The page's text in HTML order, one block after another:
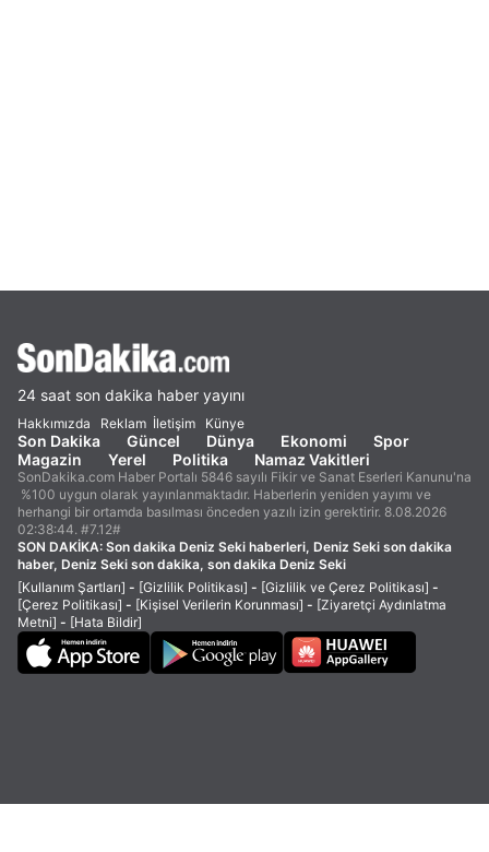
24 saat son dakika haber yayını
Hakkımızda Reklam İletişim Künye
Son Dakika Güncel Dünya Ekonomi
Spor
Magazin
Yerel Politika Namaz Vakitleri
SonDakika.com Haber Portalı 5846 sayılı Fikir ve Sanat Eserleri Kanunu'na
%100 uygun olarak yayınlanmaktadır. Haberlerin yeniden yayımı ve
herhangi bir ortamda basılması önceden yazılı izin gerektirir. 8.08.2026
02:38:44. #7.12#
SON DAKİKA: Son dakika Deniz Seki haberleri, Deniz Seki son dakika
haber, Deniz Seki son dakika, son dakika Deniz Seki
[Kullanım Şartları] - [Gizlilik Politikası] - [Gizlilik ve Çerez Politikası] -
[Çerez Politikası] - [Kişisel Verilerin Korunması] - [Ziyaretçi Aydınlatma
Metni] - [Hata Bildir]